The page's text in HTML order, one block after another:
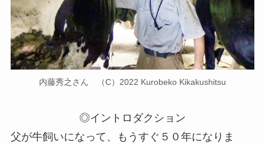
内藤秀之さん （C）2022 Kurobeko Kikakushitsu
◎イントロダクション
父が牛飼いになって、もうすぐ５０年になりま